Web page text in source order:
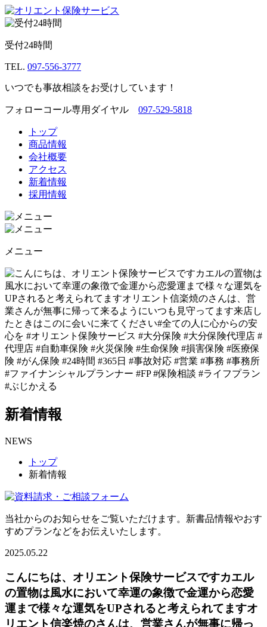
受付24時間
TEL. 097-556-3777
いつでも事故相談をお受けしています！
フォローコール専用ダイヤル 097-529-5818
トップ
商品情報
会社概要
アクセス
新着情報
採用情報
メニュー
新着情報
NEWS
トップ
新着情報
当社からのお知らせをご覧いただけます。新書品情報やおす
すめプランなどをお伝えいたします。
2025.05.22
こんにちは、オリエント保険サービスですカエル
の置物は風水において幸運の象徴で金運から恋愛
運まで様々な運気をUPされると考えられてます️オ
リエント信楽焼のさんは、営業さんが無事に帰っ